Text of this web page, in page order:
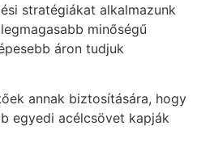
stratégiákat alkalmazunk
minőségű
áron tudjuk
annak biztosítására, hogy
egyedi acélcsövet kapják